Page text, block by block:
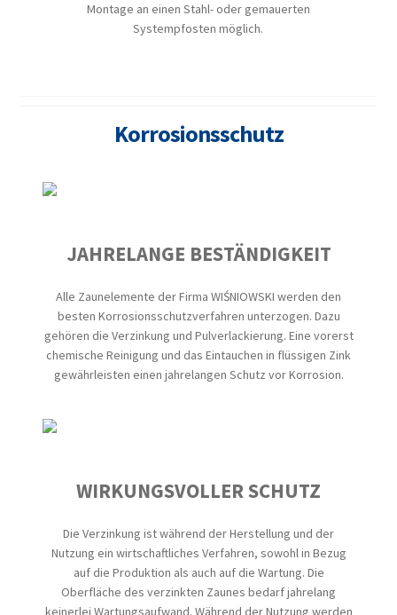
Montage an einen Stahl- oder gemauerten
Systempfosten möglich.
Korrosionsschutz
JAHRELANGE BESTÄNDIGKEIT
Alle Zaunelemente der Firma WIŚNIOWSKI werden den
besten Korrosionsschutzverfahren unterzogen. Dazu
gehören die Verzinkung und Pulverlackierung. Eine vorerst
chemische Reinigung und das Eintauchen in flüssigen Zink
gewährleisten einen jahrelangen Schutz vor Korrosion.
WIRKUNGSVOLLER SCHUTZ
Die Verzinkung ist während der Herstellung und der
Nutzung ein wirtschaftliches Verfahren, sowohl in Bezug
auf die Produktion als auch auf die Wartung. Die
Oberfläche des verzinkten Zaunes bedarf jahrelang
keinerlei Wartungsaufwand. Während der Nutzung werden